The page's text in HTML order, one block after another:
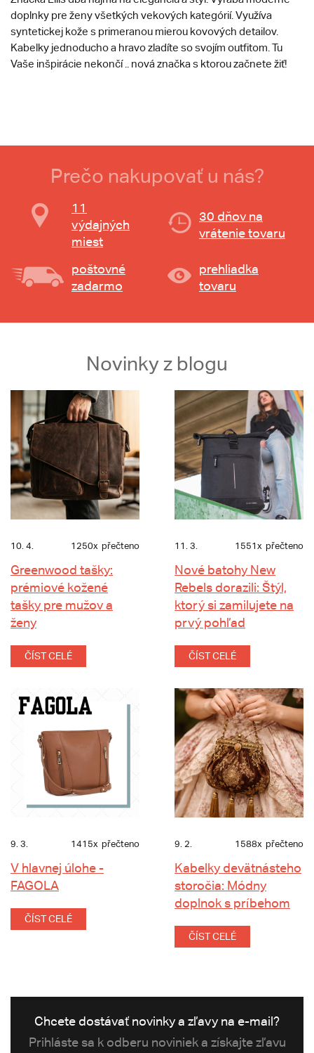
doplnky pre ženy všetkých vekových kategórií. Využíva
syntetickej kože s primeranou mierou kovových detailov.
Kabelky jednoducho a hravo zladíte so svojím outfitom. Tu
Vaše inšpirácie nekončí .. nová značka s ktorou začnete žiť!
Prečo nakupovať u nás?
11
výdajných
miest
30 dňov na
vrátenie tovaru
poštovné
zadarmo
prehliadka
tovaru
Novinky z blogu
10. 4. 1250x přečteno
Greenwood tašky:
prémiové kožené
tašky pre mužov a
ženy
ČÍST CELÉ
11. 3. 1551x přečteno
Nové batohy New
Rebels dorazili: Štýl,
ktorý si zamilujete na
prvý pohľad
ČÍST CELÉ
9. 3. 1415x přečteno
V hlavnej úlohe -
FAGOLA
ČÍST CELÉ
9. 2. 1588x přečteno
Kabelky devätnásteho
storočia: Módny
doplnok s príbehom
ČÍST CELÉ
Chcete dostávať novinky a zľavy na e-mail?
Prihláste sa k odberu noviniek a získajte zľavu